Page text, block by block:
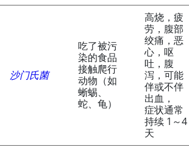
沙门氏菌
吃了被污
染的食品
接触爬行
动物（如
蜥蜴、
蛇、龟）
高烧，疲
劳，腹部
绞痛，恶
心，呕
吐，腹
泻，可能
伴或不伴
出血，
症状通常
持续 1～4
天